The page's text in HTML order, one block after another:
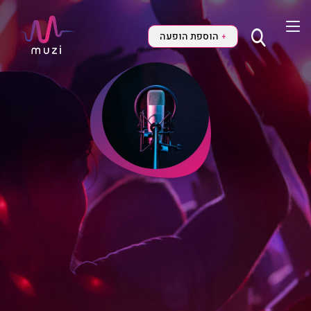
+ הוספת הופעה